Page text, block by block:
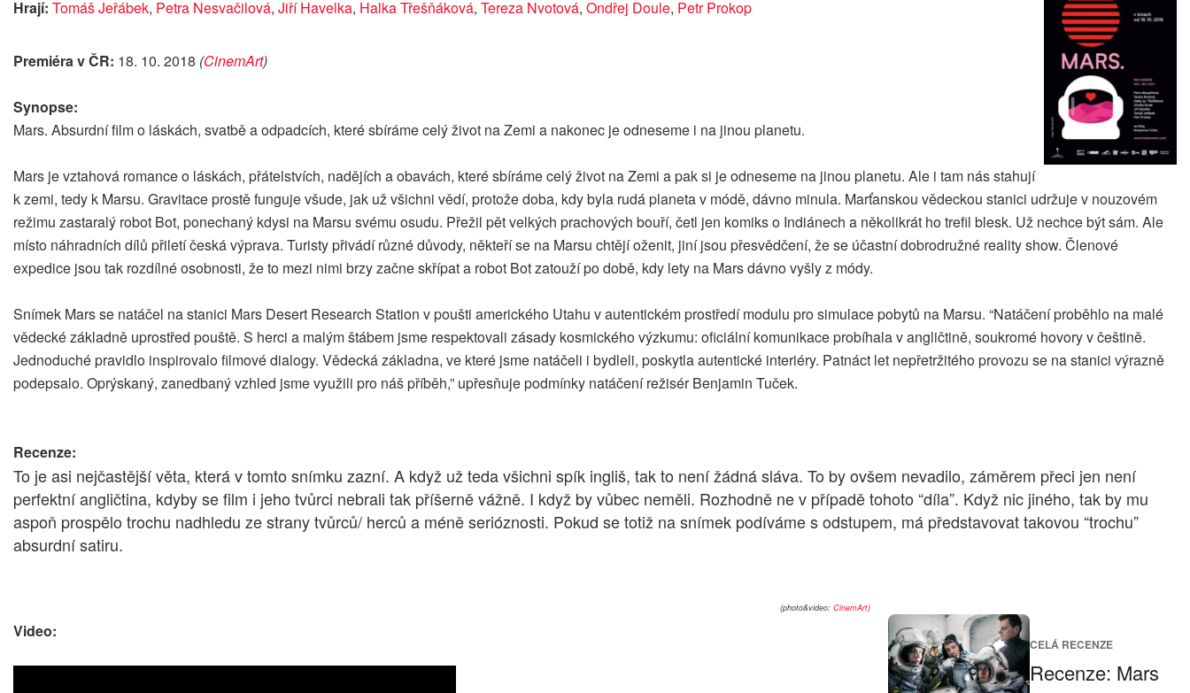
Hrají: Tomáš Jeřábek, Petra Nesvačilová, Jiří Havelka, Halka Třešňáková, Tereza Nvotová, Ondřej Doule, Petr Prokop
Premiéra v ČR: 18. 10. 2018 (CinemArt)
Synopse:
Mars. Absurdní film o láskách, svatbě a odpadcích, které sbíráme celý život na Zemi a nakonec je odneseme i na jinou planetu.
Mars je vztahová romance o láskách, přátelstvích, nadějích a obavách, které sbíráme celý život na Zemi a pak si je odneseme na jinou planetu. Ale i tam nás stahují
k zemi, tedy k Marsu. Gravitace prostě funguje všude, jak už všichni vědí, protože doba, kdy byla rudá planeta v módě, dávno minula. Marťanskou vědeckou stanici udržuje v nouzovém
režimu zastaralý robot Bot, ponechaný kdysi na Marsu svému osudu. Přežil pět velkých prachových bouří, četl jen komiks o Indiánech a několikrát ho trefil blesk. Už nechce být sám. Ale
místo náhradních dílů přiletí česká výprava. Turisty přivádí různé důvody, někteří se na Marsu chtějí oženit, jiní jsou přesvědčení, že se účastní dobrodružné reality show. Členové
expedice jsou tak rozdílné osobnosti, že to mezi nimi brzy začne skřípat a robot Bot zatouží po době, kdy lety na Mars dávno vyšly z módy.
Snímek Mars se natáčel na stanici Mars Desert Research Station v poušti amerického Utahu v autentickém prostředí modulu pro simulace pobytů na Marsu. “Natáčení proběhlo na malé
vědecké základně uprostřed pouště. S herci a malým štábem jsme respektovali zásady kosmického výzkumu: oficiální komunikace probíhala v angličtině, soukromé hovory v češtině.
Jednoduché pravidlo inspirovalo filmové dialogy. Vědecká základna, ve které jsme natáčeli i bydleli, poskytla autentické interiéry. Patnáct let nepřetržitého provozu se na stanici výrazně
podepsalo. Oprýskaný, zanedbaný vzhled jsme využili pro náš příběh,” upřesňuje podmínky natáčení režisér Benjamin Tuček.
Recenze:
To je asi nejčastější věta, která v tomto snímku zazní. A když už teda všichni spík ingliš, tak to není žádná sláva. To by ovšem nevadilo, záměrem přeci jen není
perfektní angličtina, kdyby se film i jeho tvůrci nebrali tak příšerně vážně. I když by vůbec neměli. Rozhodně ne v případě tohoto “díla”. Když nic jiného, tak by mu
aspoň prospělo trochu nadhledu ze strany tvůrců/ herců a méně serióznosti. Pokud se totiž na snímek podíváme s odstupem, má představovat takovou “trochu”
absurdní satiru.
CELÁ RECENZE
Recenze: Mars
(photo&video: CinemArt)
Video: